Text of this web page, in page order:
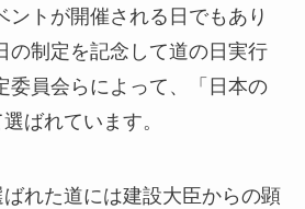
ントが開催される日でもあり
の制定を記念して道の日実行
委員会らによって、「日本の
ばれています。
れた道には建設大臣からの顕